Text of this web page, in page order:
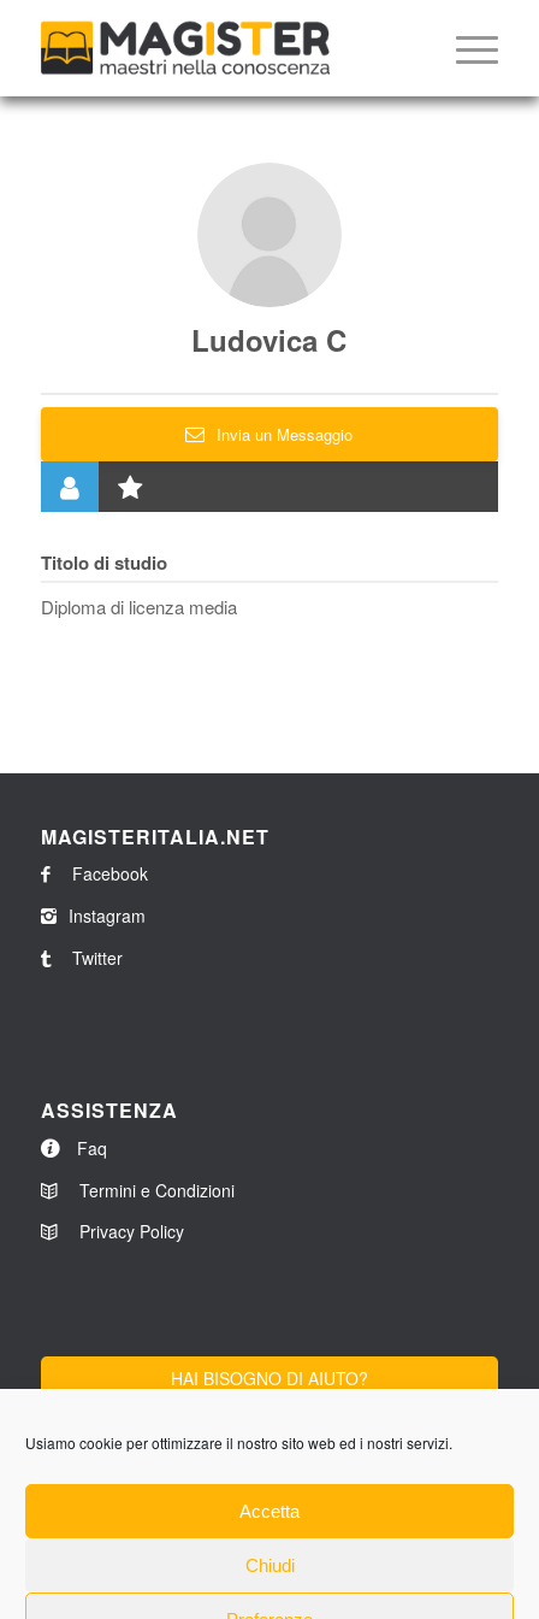
Usiamo cookie per ottimizzare il nostro sito web ed i nostri servizi.
Accetta
Chiudi
Ludovica C
Invia un Messaggio
Titolo di studio
Diploma di licenza media
MAGISTERITALIA.NET
Facebook
Instagram
Twitter
ASSISTENZA
Faq
Termini e Condizioni
Privacy Policy
HAI BISOGNO DI AIUTO?
14:00 - 18:00